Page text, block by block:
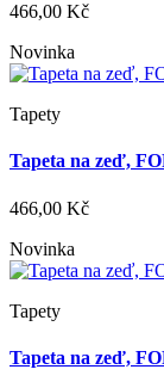
466,00 Kč
Novinka
Tapety
Tapeta na zeď,
466,00 Kč
Novinka
Tapety
Tapeta na zeď,